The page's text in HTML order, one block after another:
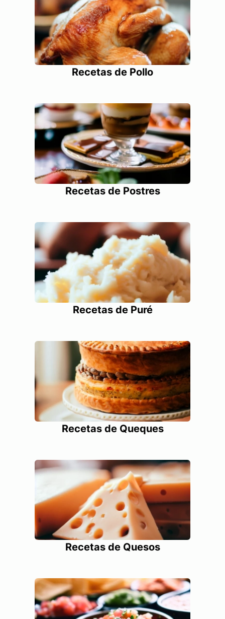
Recetas de Pollo
Recetas de Postres
Recetas de Puré
Recetas de Queques
Recetas de Quesos